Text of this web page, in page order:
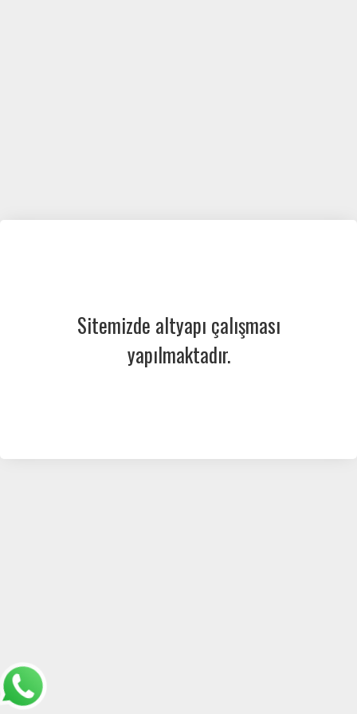
Sitemizde altyapı çalışması
yapılmaktadır.